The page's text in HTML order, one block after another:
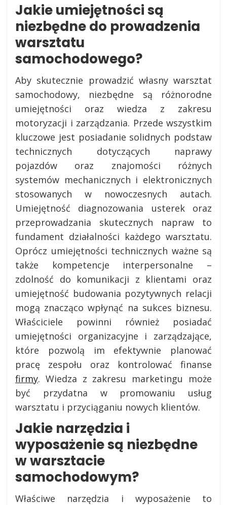
Jakie umiejętności są
niezbędne do prowadzenia
warsztatu
samochodowego?
Aby skutecznie prowadzić własny warsztat
samochodowy, niezbędne są różnorodne
umiejętności oraz wiedza z zakresu
motoryzacji i zarządzania. Przede wszystkim
kluczowe jest posiadanie solidnych podstaw
technicznych dotyczących naprawy
pojazdów oraz znajomości różnych
systemów mechanicznych i elektronicznych
stosowanych w nowoczesnych autach.
Umiejętność diagnozowania usterek oraz
przeprowadzania skutecznych napraw to
fundament działalności każdego warsztatu.
Oprócz umiejętności technicznych ważne są
także kompetencje interpersonalne –
zdolność do komunikacji z klientami oraz
umiejętność budowania pozytywnych relacji
mogą znacząco wpłynąć na sukces biznesu.
Właściciele powinni również posiadać
umiejętności organizacyjne i zarządzające,
które pozwolą im efektywnie planować
pracę zespołu oraz kontrolować finanse
firmy. Wiedza z zakresu marketingu może
być przydatna w promowaniu usług
warsztatu i przyciąganiu nowych klientów.
Jakie narzędzia i
wyposażenie są niezbędne
w warsztacie
samochodowym?
Właściwe narzędzia i wyposażenie to